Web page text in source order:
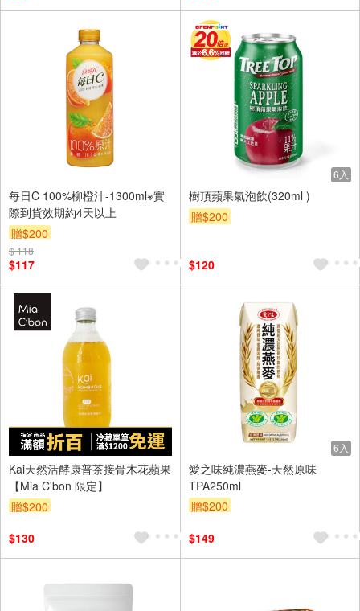
每日C 100%柳橙汁-1300ml※實
際到貨效期約4天以上
贈$200
$ 118
$117
6入
樹頂蘋果氣泡飲(320ml )
贈$200
$120
Kai天然活酵康普茶接骨木花蘋果
【Mia C'bon 限定】
贈$200
$130
6入
愛之味純濃燕麥-天然原味
TPA250ml
贈$200
$149